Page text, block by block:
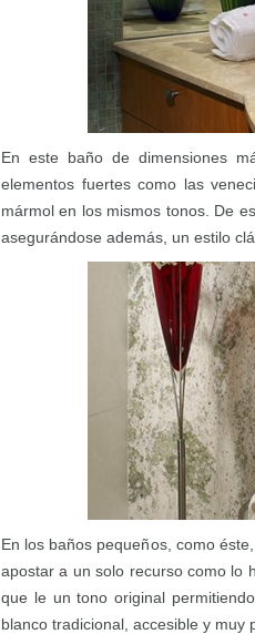
En este baño de dimensiones
elementos fuertes como las
mármol en los mismos tonos. De
asegurándose además, un estilo
En los baños pequeños, como
apostar a un solo recurso como lo
que le un tono original
blanco tradicional, accesible y muy